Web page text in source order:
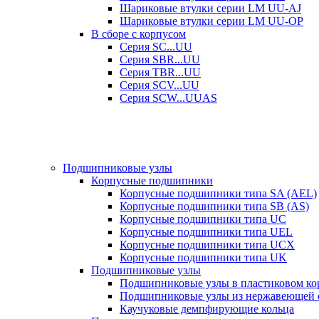
Шариковые втулки серии LM UU-AJ
Шариковые втулки серии LM UU-OP
В сборе с корпусом
Серия SC...UU
Серия SBR...UU
Серия TBR...UU
Серия SCV...UU
Серия SCW...UUAS
Подшипниковые узлы
Корпусные подшипники
Корпусные подшипники типа SA (AEL)
Корпусные подшипники типа SB (AS)
Корпусные подшипники типа UC
Корпусные подшипники типа UEL
Корпусные подшипники типа UCX
Корпусные подшипники типа UK
Подшипниковые узлы
Подшипниковые узлы в пластиковом
Подшипниковые узлы из нержавеющей
Каучуковые демпфирующие кольца